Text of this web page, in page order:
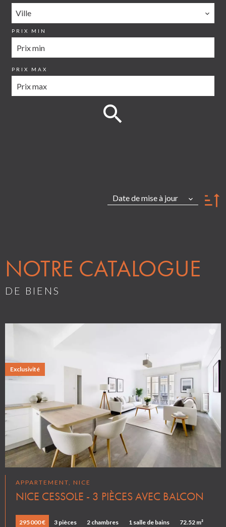
Ville
PRIX MIN
PRIX MAX
Date de mise à jour
NOTRE CATALOGUE
DE BIENS
APPARTEMENT, NICE
NICE CESSOLE - 3 PIÈCES AVEC BALCON
295 000 € 3 pièces 2 chambres 1 salle de bains 72.52 m²
Exclusivité